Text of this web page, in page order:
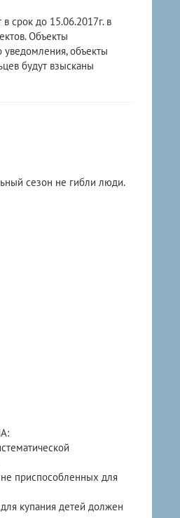
срок до 15.06.2017г. в
Объекты
уведомления, объекты
будут взысканы
сезон не гибли люди.
приспособленных для
купания детей должен